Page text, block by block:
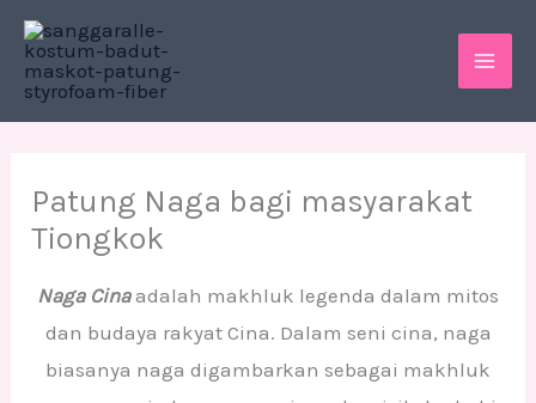
Skip
content
Patung Naga bagi masyarakat
Tiongkok
Naga Cinaadalah makhluk legenda dalam mitos
dan budaya rakyat Cina. Dalam seni cina, naga
biasanya naga digambarkan sebagai makhluk